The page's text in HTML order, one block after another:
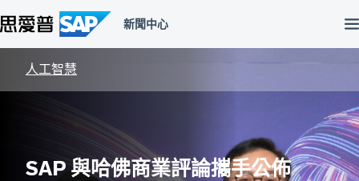
至
主
內
人工智慧
SAP 與哈佛商業評論攜手公佈